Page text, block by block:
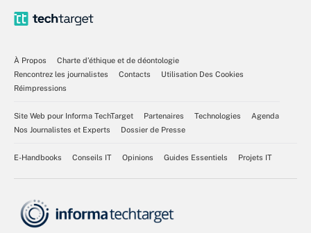
À Propos
Charte d’éthique et de déontologie
Rencontrez les journalistes
Contacts
Utilisation Des Cookies
Réimpressions
Site Web pour Informa TechTarget Partenaires Technologies
Agenda
Nos Journalistes et Experts
Dossier de Presse
E-Handbooks Conseils IT Opinions Guides Essentiels Projets IT